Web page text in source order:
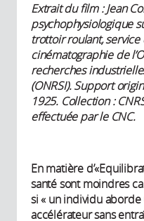
Extrait du film : Jean
psychophysiologique
trottoir roulant,
cinématographie de
recherches
(ONRSI). Support
1925. Collection :
effectuée par le CNC.
En matière
santé sont moindres
si « un individu
accélérateur sans